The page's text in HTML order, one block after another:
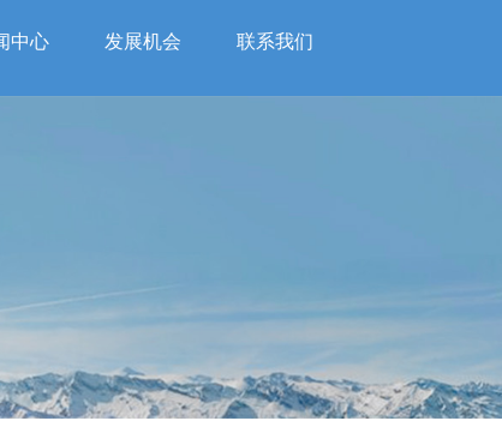
中心 发展机会 联系我们